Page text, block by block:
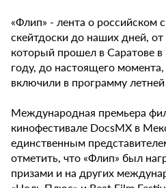
«Флип» - лента о российском
скейтдоски до наших дней,
который прошел в Саратове в
году, до настоящего
включили в программу
Международная премьера
кинофестивале DocsMX в
единственным
отметить, что «Флип» был
призами и на других